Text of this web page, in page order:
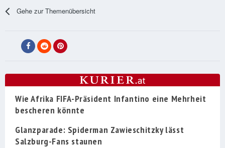
Gehe zur Themenübersicht
Wie Afrika FIFA-Präsident Infantino eine Mehrheit
bescheren könnte
Glanzparade: Spiderman Zawieschitzky lässt
Salzburg-Fans staunen